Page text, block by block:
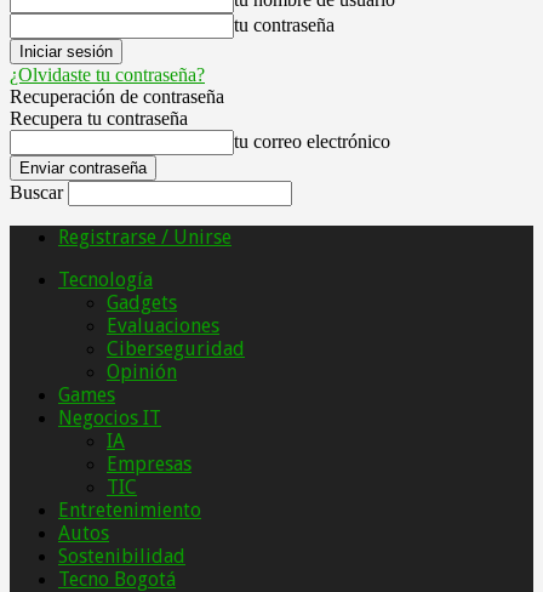
tu contraseña
¿Olvidaste tu contraseña?
Recuperación de contraseña
Recupera tu contraseña
tu correo electrónico
Buscar
Registrarse / Unirse
Tecnología
Gadgets
Evaluaciones
Ciberseguridad
Opinión
Games
Negocios IT
IA
Empresas
TIC
Entretenimiento
Autos
Sostenibilidad
Tecno Bogotá